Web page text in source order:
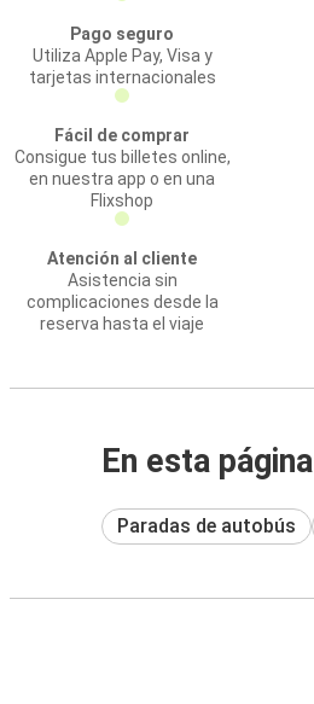
Pago seguro
Utiliza Apple Pay, Visa y
tarjetas internacionales
Fácil de comprar
Consigue tus billetes online,
en nuestra app o en una
Flixshop
Atención al cliente
Asistencia sin
complicaciones desde la
reserva hasta el viaje
En esta página
Paradas de autobús